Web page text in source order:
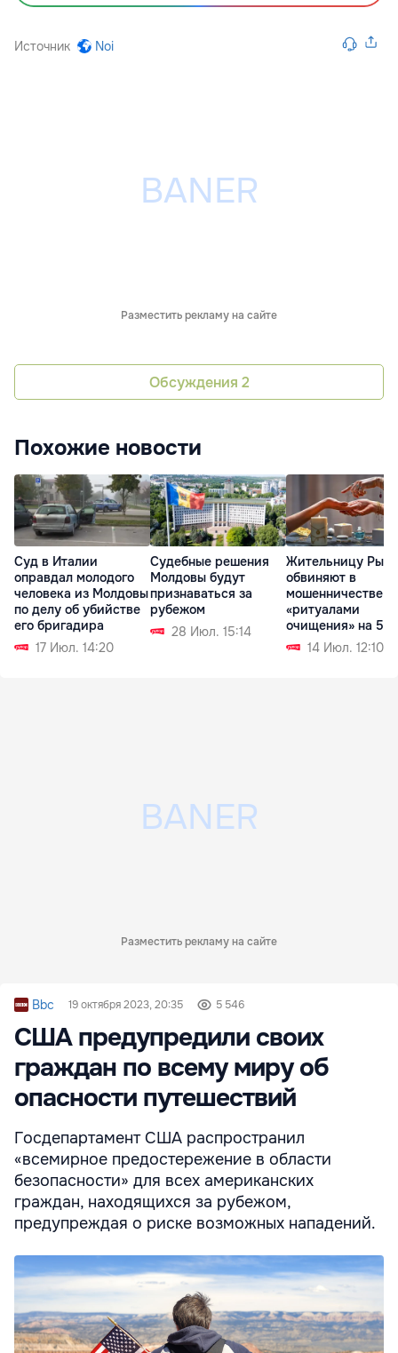
Источник Noi
Разместить рекламу на сайте
Обсуждения 2
Похожие новости
Суд в Италии
оправдал молодого
человека из Молдовы
по делу об убийстве
его бригадира
17 Июл. 14:20
Судебные решения
Молдовы будут
признаваться за
рубежом
28 Июл. 15:14
Жительницу
обвиняют в
мошенничестве с
«ритуалами
очищения» на 520
тысяч леев
14 Июл. 12:10
Разместить рекламу на сайте
Bbc 19 октября 2023, 20:35 5 546
США предупредили своих
граждан по всему миру об
опасности путешествий
Госдепартамент США распространил
«всемирное предостережение в области
безопасности» для всех американских
граждан, находящихся за рубежом,
предупреждая о риске возможных нападений.